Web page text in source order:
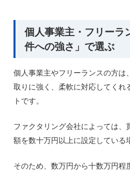
個人事業主・フリーラ
件への強さ」で選ぶ
個人事業主やフリーランスの方は
取りに強く、柔軟に対応してくれ
トです。
ファクタリング会社によっては、
額を数十万円以上に設定している
そのため、数万円から十数万円程